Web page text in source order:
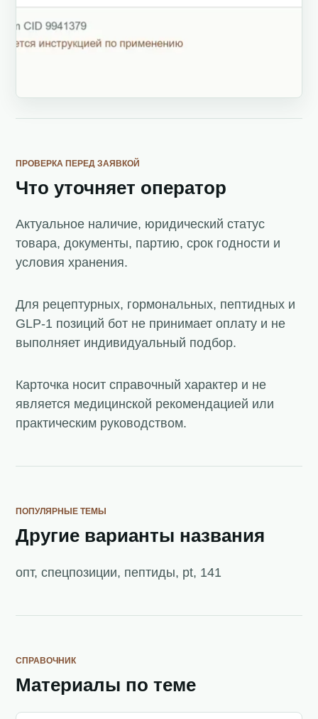
ПРОВЕРКА ПЕРЕД ЗАЯВКОЙ
Что уточняет оператор
Актуальное наличие, юридический статус
товара, документы, партию, срок годности и
условия хранения.
Для рецептурных, гормональных, пептидных и
GLP-1 позиций бот не принимает оплату и не
выполняет индивидуальный подбор.
Карточка носит справочный характер и не
является медицинской рекомендацией или
практическим руководством.
ПОПУЛЯРНЫЕ ТЕМЫ
Другие варианты названия
опт, спецпозиции, пептиды, pt, 141
СПРАВОЧНИК
Материалы по теме